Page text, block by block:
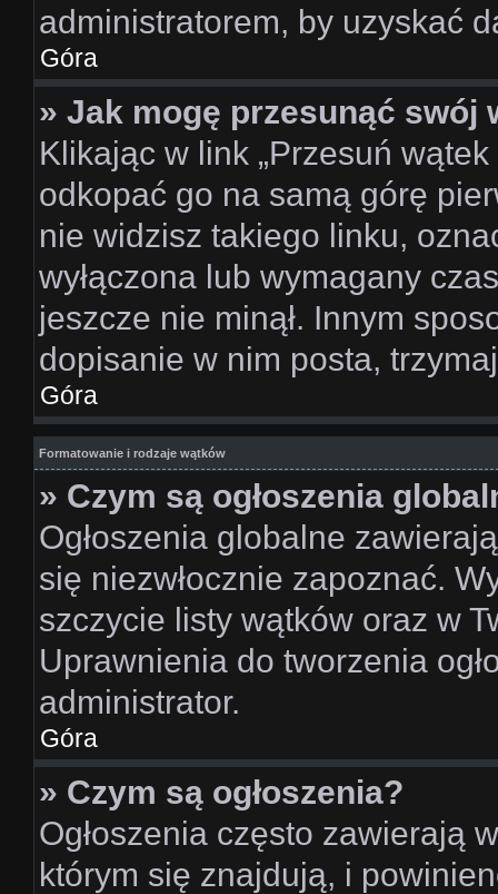
administratorem, by uzyskać
Góra
» Jak mogę przesunąć swój
Klikając w link „Przesuń
odkopać go na samą górę
nie widzisz takiego linku,
wyłączona lub wymagany
jeszcze nie minął. Innym
dopisanie w nim posta,
Góra
Formatowanie i rodzaje wątków
» Czym są ogłoszenia
Ogłoszenia globalne
się niezwłocznie zapoznać.
szczycie listy wątków oraz w
Uprawnienia do tworzenia
administrator.
Góra
» Czym są ogłoszenia?
Ogłoszenia często zawierają
którym się znajdują, i